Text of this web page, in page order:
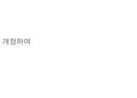
정하여